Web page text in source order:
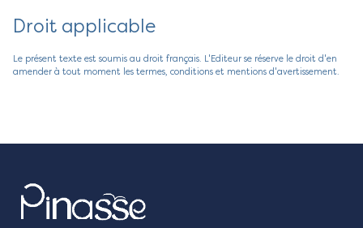
Droit applicable
Le présent texte est soumis au droit français. L'Editeur se réserve le droit d'en
amender à tout moment les termes, conditions et mentions d'avertissement.